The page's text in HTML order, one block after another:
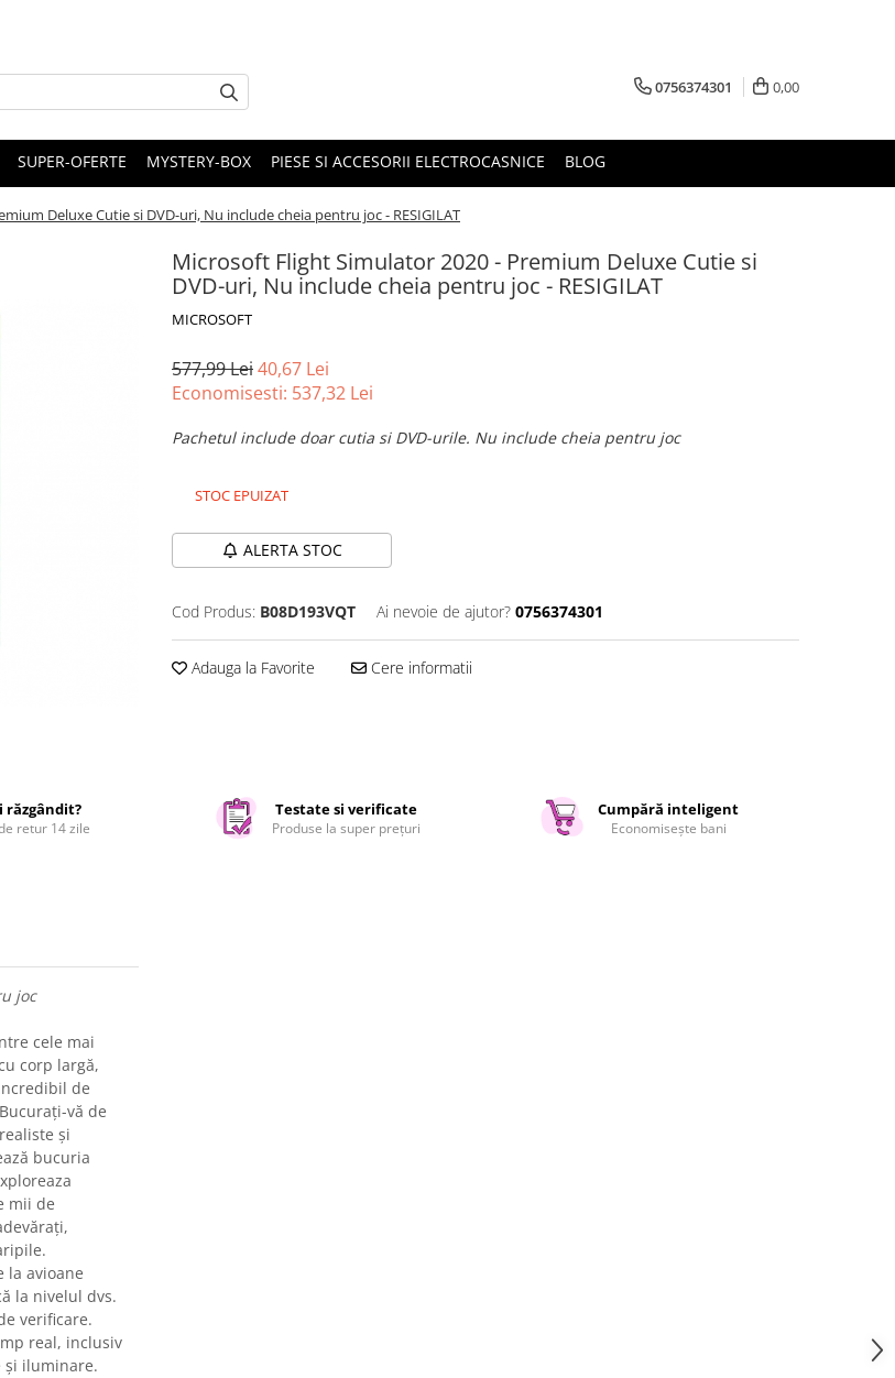
0756374301 0,00
SUPER-OFERTE MYSTERY-BOX PIESE SI ACCESORII ELECTROCASNICE BLOG
Deluxe Cutie si DVD-uri, Nu include cheia pentru joc - RESIGILAT
Microsoft Flight Simulator 2020 - Premium Deluxe Cutie si
DVD-uri, Nu include cheia pentru joc - RESIGILAT
MICROSOFT
577,99 Lei40,67 Lei
Economisesti: 537,32 Lei
Pachetul include doar cutia si DVD-urile. Nu include cheia pentru joc
STOC EPUIZAT
ALERTA STOC
Cod Produs: B08D193VQT Ai nevoie de ajutor? 0756374301
Adauga la Favorite Cere informatii
răzgândit?
retur 14 zile
Testate si verificate
Produse la super prețuri
Cumpără inteligent
Economisește bani
joc
cele mai
corp largă,
de
vă de
și
bucuria
mii de
la avioane
la nivelul dvs.
verificare.
real, inclusiv
și iluminare.